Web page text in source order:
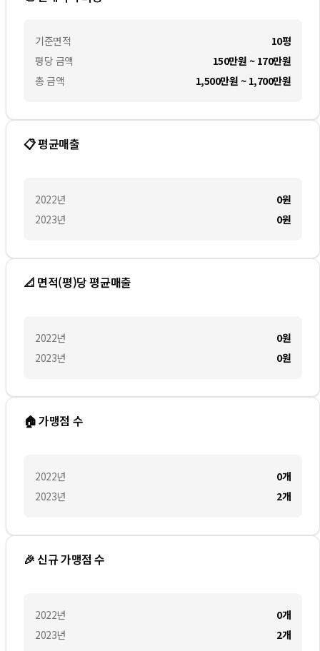
기준면적
평당 금액
총 금액
10평
150만원 ~ 170만원
1,500만원 ~ 1,700만원
📋 평균매출
2022년
2023년
0원
0원
📐 면적(평)당 평균매출
2022년
2023년
0원
0원
🏠 가맹점 수
2022년
2023년
0개
2개
🎉 신규 가맹점 수
2022년
2023년
0개
2개